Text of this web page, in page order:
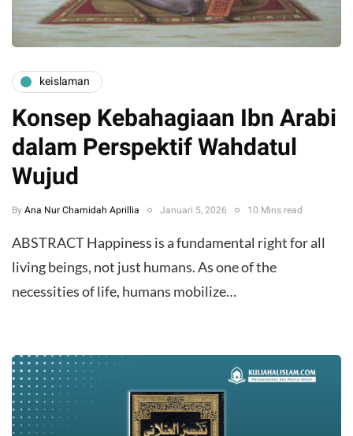
keislaman
Konsep Kebahagiaan Ibn Arabi
dalam Perspektif Wahdatul
Wujud
By Ana Nur Chamidah Aprillia Januari 5, 2026 10 Mins read
ABSTRACT ​Happiness is a fundamental right for all
living beings, not just humans. As one of the
necessities of life, humans mobilize…